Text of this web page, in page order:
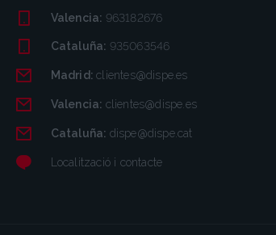
Valencia: 963182676
Cataluña: 935063546
Madrid:clientes@dispe.es
Valencia: clientes@dispe.es
Cataluña: dispe@dispe.cat
Localització i contacte